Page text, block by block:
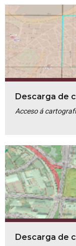
Descarga de
Acceso á
Descarga de